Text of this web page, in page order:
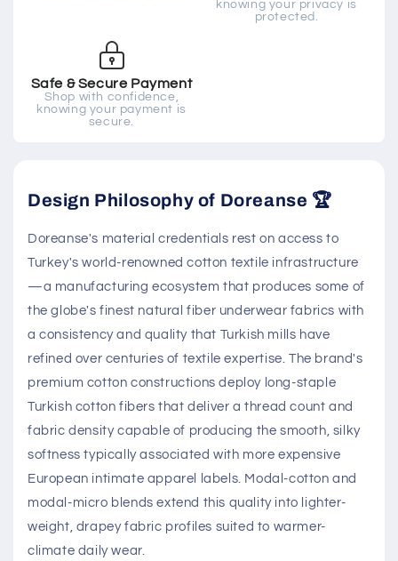
knowing your privacy is
protected.
Safe & Secure Payment
Shop with confidence,
knowing your payment is
secure.
Design Philosophy of Doreanse 🏆
Doreanse's material credentials rest on access to
Turkey's world-renowned cotton textile infrastructure
—a manufacturing ecosystem that produces some of
the globe's finest natural fiber underwear fabrics with
a consistency and quality that Turkish mills have
refined over centuries of textile expertise. The brand's
premium cotton constructions deploy long-staple
Turkish cotton fibers that deliver a thread count and
fabric density capable of producing the smooth, silky
softness typically associated with more expensive
European intimate apparel labels. Modal-cotton and
modal-micro blends extend this quality into lighter-
weight, drapey fabric profiles suited to warmer-
climate daily wear.